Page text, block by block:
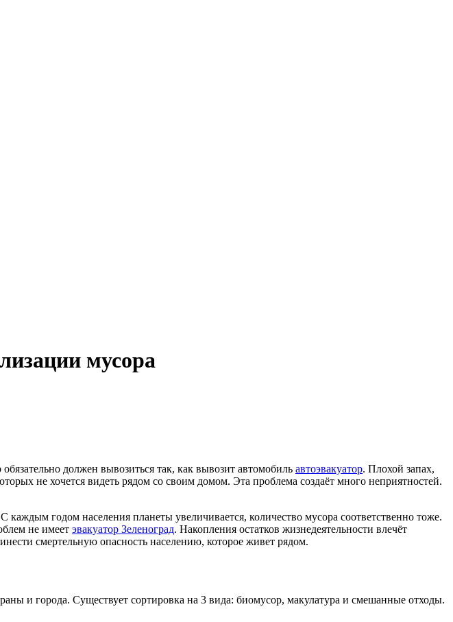
мусора
должен вывозиться так, как вывозит автомобиль автоэвакуатор. Плохой запах,
не хочется видеть рядом со своим домом. Эта проблема создаёт много неприятностей.
годом населения планеты увеличивается, количество мусора соответственно тоже.
не имеет эвакуатор Зеленоград. Накопления остатков жизнедеятельности влечёт
смертельную опасность населению, которое живет рядом.
и города. Существует сортировка на 3 вида: биомусор, макулатура и смешанные отходы.